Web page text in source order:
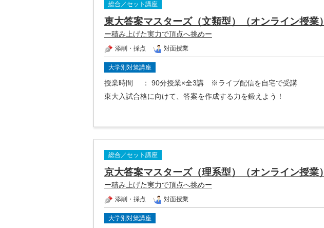
総合／セット講座
東大答案マスターズ（文類型）（オンライン授業）
ー積み上げた実力で頂点へ挑めー
添削・採点 対面授業
大学別対策講座
授業時間
： 90分授業×全3講 ※ライブ配信を自宅で受講
東大入試合格に向けて、答案を作成する力を鍛えよう！
総合／セット講座
京大答案マスターズ（理系型）（オンライン授業）
ー積み上げた実力で頂点へ挑めー
添削・採点 対面授業
大学別対策講座